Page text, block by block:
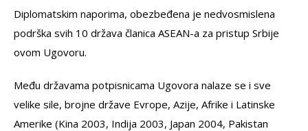
Diplomatskim naporima, obezbeđena je nedvosmislena
podrška svih 10 država članica ASEAN-a za pristup Srbije
ovom Ugovoru.
Među državama potpisnicama Ugovora nalaze se i sve
velike sile, brojne države Evrope, Azije, Afrike i Latinske
Amerike (Kina 2003, Indija 2003, Japan 2004, Pakistan